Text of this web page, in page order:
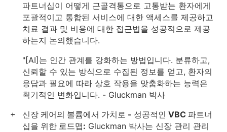
파트너십이 어떻게 근골격통으로 고통받는 환자에게
포괄적이고 통합된 서비스에 대한 액세스를 제공하고
치료 결과 및 비용에 대한 접근법을 성공적으로 제공
하는지 논의했습니다.
"[AI]는 인간 관계를 강화하는 방법입니다. 분류하고,
신뢰할 수 있는 방식으로 수집된 정보를 얻고, 환자의
응답과 필요에 따라 상호 작용을 맞춤화하는 능력은
획기적인 변화입니다. - Gluckman 박사
신장 케어의 볼륨에서 가치로 - 성공적인 VBC 파트너
십을 위한 로드맵: Gluckman 박사는 신장 관리 관리